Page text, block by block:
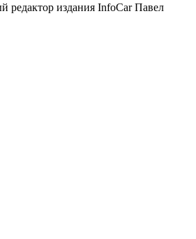
редактор издания InfoCar Павел